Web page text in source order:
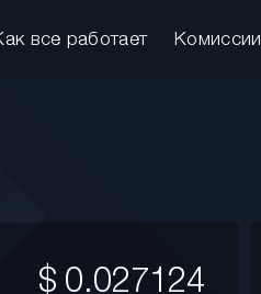
все работает Комиссии
$ 0.027124